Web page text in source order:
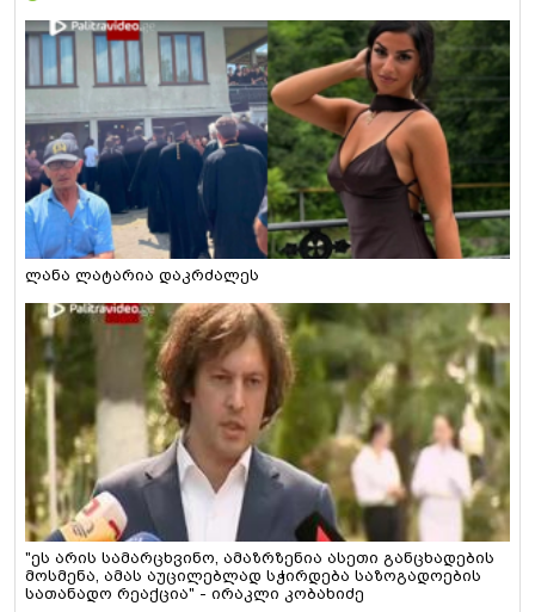
ლანა ლატარია დაკრძალეს
"ეს არის სამარცხვინო, ამაზრზენია ასეთი განცხადების
მოსმენა, ამას აუცილებლად სჭირდება საზოგადოების
სათანადო რეაქცია" - ირაკლი კობახიძე